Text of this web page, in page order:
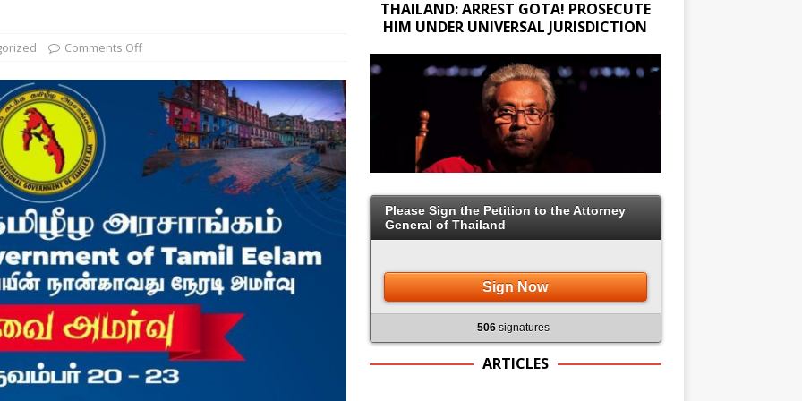
4th Parliament – 4th Direct Parliamentary Session/நான்காவது
அமர்வு
Comments Off
THAILAND: ARREST GOTA! PROSECUTE
HIM UNDER UNIVERSAL JURISDICTION
Please Sign the Petition to the Attorney
General of Thailand
Sign Now
506signatures
ARTICLES